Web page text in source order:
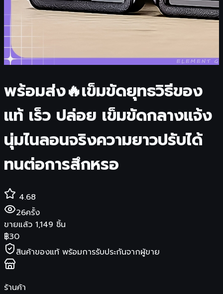
พร้อมส่ง🔥เข็มขัดยุทธวิธีของ
แท้ เร็ว ปล่อย เข็มขัดกลางแจ้ง
นุ่มไนลอนจริงความยาวปรับได้
ทนต่อการสึกหรอ
4.68
26ครั้ง
ขายแล้ว 1,149 ชิ้น
฿30
สินค้าของแท้ พร้อมการรับประกันจากผู้ขาย
ร้านค้า